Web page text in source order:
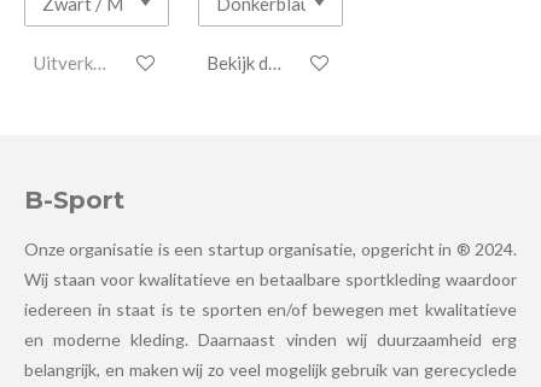
Uitverkocht Bekijk details
B-Sport
Onze organisatie is een startup organisatie, opgericht in ® 2024.
Wij staan voor kwalitatieve en betaalbare sportkleding waardoor
iedereen in staat is te sporten en/of bewegen met kwalitatieve
en moderne kleding. Daarnaast vinden wij duurzaamheid erg
belangrijk, en maken wij zo veel mogelijk gebruik van gerecyclede